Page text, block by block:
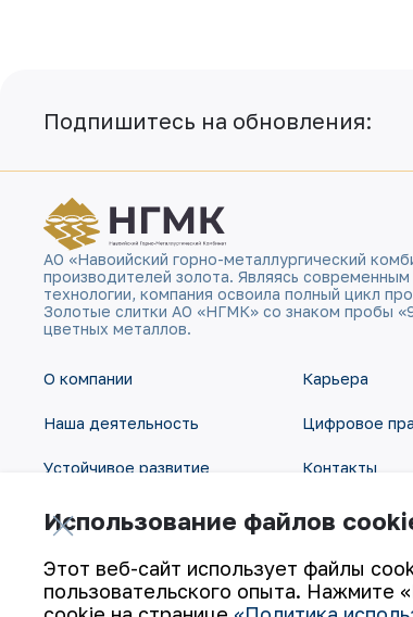
Подпишитесь на обновления:
АО «Навоийский горно-металлургический
производителей золота. Являясь
технологии, компания освоила полный цикл
Золотые слитки АО «НГМК» со знаком пробы
цветных металлов.
О компании
Наша деятельность
Устойчивое развитие
Инвесторам
Пресс-центр
Карьера
Цифровое
Контакты
Карта сайта
Условия
Использование файлов
Этот веб-сайт использует файлы
пользовательского опыта. Нажмите